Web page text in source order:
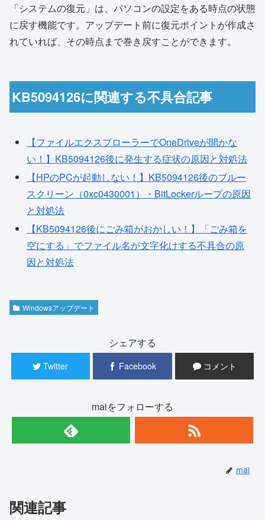
「システムの復元」は、パソコンの設定をある時点の状態
に戻す機能です。アップデート前に復元ポイントが作成さ
れていれば、その時点まで巻き戻すことができます。
KB5094126に関連する不具合記事
【ファイルエクスプローラーでOneDriveが開かな
い！】KB5094126後に発生する症状の原因と対処法
【HPのPCが起動しない！】KB5094126後のブルー
スクリーン（0xc0430001）・BitLockerループの原因
と対処法
【KB5094126後にごみ箱がおかしい！】「ごみ箱を
空にする」でファイル名が文字化けする不具合の原
因と対処法
Windowsアップデート
シェアする
Twitter Facebook コメント
maiをフォローする
mai
関連記事